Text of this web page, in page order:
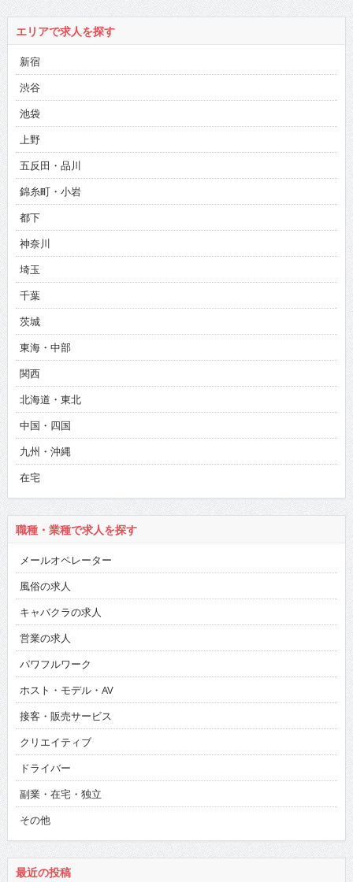
エリアで求人を探す
新宿
渋谷
池袋
上野
五反田・品川
錦糸町・小岩
都下
神奈川
埼玉
千葉
茨城
東海・中部
関西
北海道・東北
中国・四国
九州・沖縄
在宅
職種・業種で求人を探す
メールオペレーター
風俗の求人
キャバクラの求人
営業の求人
パワフルワーク
ホスト・モデル・AV
接客・販売サービス
クリエイティブ
ドライバー
副業・在宅・独立
その他
最近の投稿